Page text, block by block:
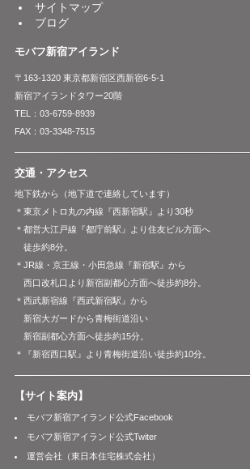
サイトマップ
ブログ
モバフ新宿アイランド
〒163-1320 東京都新宿区西新宿6-5-1
新宿アイランドタワー20階
TEL：03-6759-8939
FAX：03-3348-7515
交通・アクセス
地下鉄から（地下道で連絡しています）
＊東京メトロ丸の内線『西新宿駅』より30秒
＊都営大江戸線『都庁前駅』より住友ビル方面へ
徒歩約8分。
＊JR線・京王線・小田急線『新宿駅』から
西口改札口より新宿副都心方面へ徒歩約8分。
＊西武新宿線『西武新宿駅』から
新宿大ガードから青梅街道沿い
新宿副都心方面へ徒歩約15分。
＊『新宿西口駅』より青梅街道沿い徒歩約10分。
【サイト案内】
モバフ新宿アイランド公式Facebook
モバフ新宿アイランド公式Twiter
運営会社（東日本住宅株式会社）